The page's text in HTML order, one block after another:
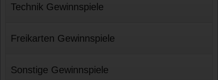
Technik Gewinnspiele
Freikarten Gewinnspiele
Sonstige Gewinnspiele